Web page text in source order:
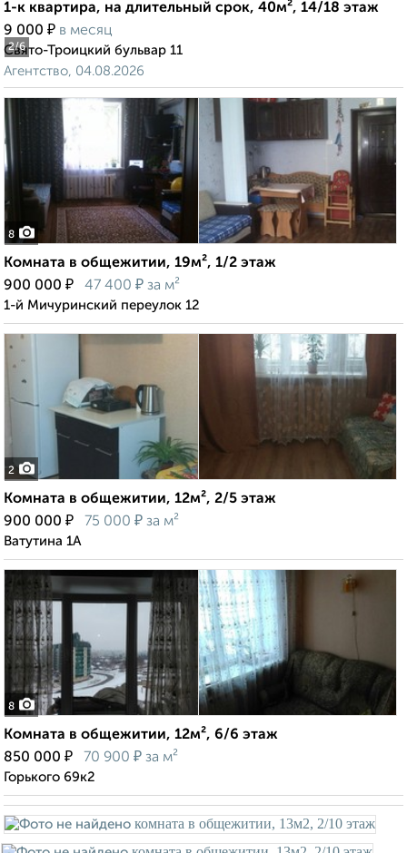
2/6
1-к квартира, на длительный срок, 40м², 14/18 этаж
9 000 ₽ в месяц
Свято-Троицкий бульвар 11
Агентство, 04.08.2026
8
Комната в общежитии, 19м², 1/2 этаж
900 000 ₽ 47 400 ₽ за м²
1-й Мичуринский переулок 12
2
Комната в общежитии, 12м², 2/5 этаж
900 000 ₽ 75 000 ₽ за м²
Ватутина 1А
8
Комната в общежитии, 12м², 6/6 этаж
850 000 ₽ 70 900 ₽ за м²
Горького 69к2